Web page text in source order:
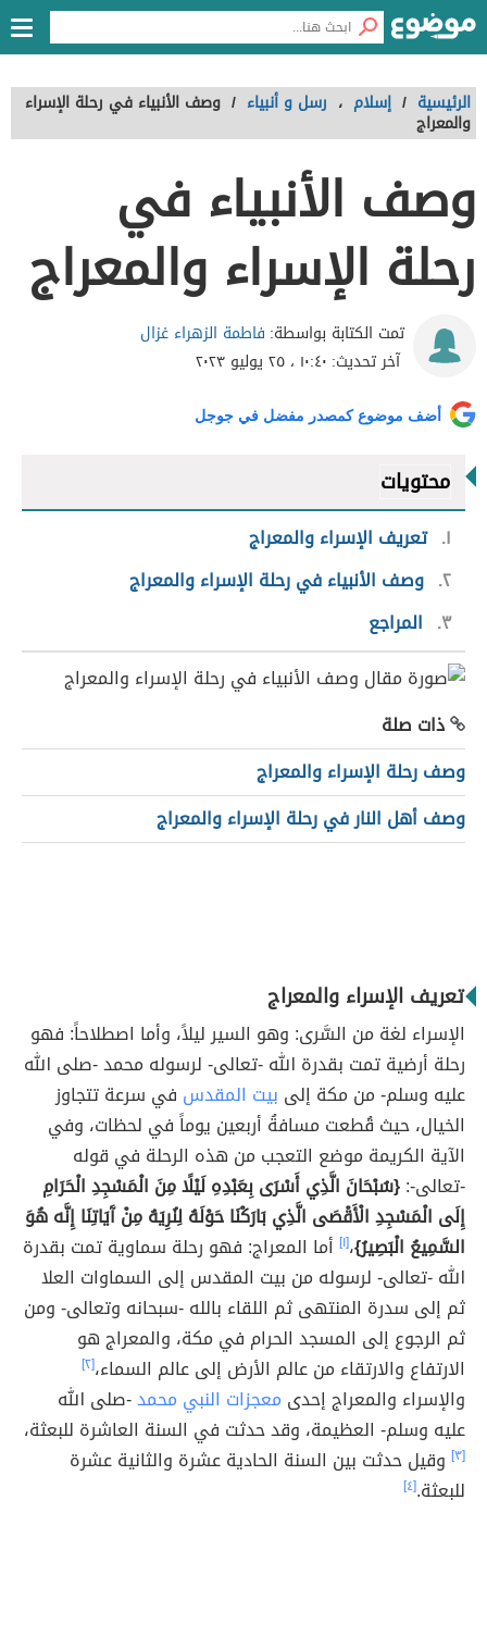
الرئيسية / إسلام ، رسل و أنبياء / وصف الأنبياء في رحلة الإسراء
والمعراج
وصف الأنبياء في
رحلة الإسراء والمعراج
تمت الكتابة بواسطة: فاطمة الزهراء غزال
آخر تحديث: ١٠:٤٠ ، ٢٥ يوليو ٢٠٢٣
أضف موضوع كمصدر مفضل في جوجل
محتويات
١ تعريف الإسراء والمعراج
٢ وصف الأنبياء في رحلة الإسراء والمعراج
٣
المراجع
ذات صلة
وصف رحلة الإسراء والمعراج
وصف أهل النار في رحلة الإسراء والمعراج
تعريف الإسراء والمعراج
الإسراء لغة من السَّرى: وهو السير ليلاً، وأما اصطلاحاً: فهو
رحلة أرضية تمت بقدرة الله -تعالى- لرسوله محمد -صلى الله
عليه وسلم- من مكة إلى بيت المقدس في سرعة تتجاوز
الخيال، حيث قُطعت مسافةُ أربعين يوماً في لحظات، وفي
الآية الكريمة موضع التعجب من هذه الرحلة في قوله
-تعالى-:{سُبْحَانَ الَّذِي أَسْرَى بِعَبْدِهِ لَيْلًا مِنَ الْمَسْجِدِ الْحَرَامِ
إِلَى الْمَسْجِدِ الْأَقْصَى الَّذِي بَارَكْنَا حَوْلَهُ لِنُرِيَهُ مِنْ آَيَاتِنَا إِنَّه هُوَ
السَّمِيعُ الْبَصِيرُ}،[١] أما المعراج: فهو رحلة سماوية تمت بقدرة
الله -تعالى- لرسوله من بيت المقدس إلى السماوات العلا
ثم إلى سدرة المنتهى ثم اللقاء بالله -سبحانه وتعالى- ومن
ثم الرجوع إلى المسجد الحرام في مكة، والمعراج هو
الارتفاع والارتقاء من عالم الأرض إلى عالم السماء،[٢]
والإسراء والمعراج إحدى معجزات النبي محمد-صلى الله
عليه وسلم- العظيمة، وقد حدثت في السنة العاشرة للبعثة،
[٣]
وقيل حدثت بين السنة الحادية عشرة والثانية عشرة
للبعثة.[٤]